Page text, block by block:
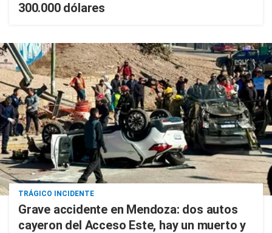
300.000 dólares
TRÁGICO INCIDENTE
Grave accidente en Mendoza: dos autos
cayeron del Acceso Este, hay un muerto y